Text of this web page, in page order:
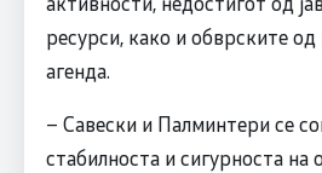
ресурси, како и обврските
агенда.
– Савески и Палминтери се
стабилноста и сигурноста на